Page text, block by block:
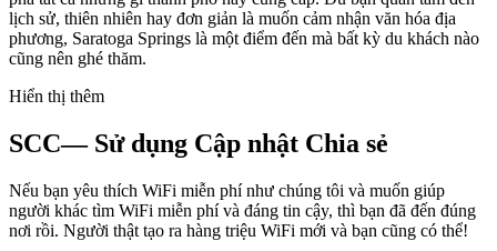
lịch sử, thiên nhiên hay đơn giản là muốn cảm nhận văn hóa địa
phương, Saratoga Springs là một điểm đến mà bất kỳ du khách nào
cũng nên ghé thăm.
Hiển thị thêm
SCC— Sử dụng Cập nhật Chia sẻ
Nếu bạn yêu thích WiFi miễn phí như chúng tôi và muốn giúp
người khác tìm WiFi miễn phí và đáng tin cậy, thì bạn đã đến đúng
nơi rồi. Người thật tạo ra hàng triệu WiFi mới và bạn cũng có thể!